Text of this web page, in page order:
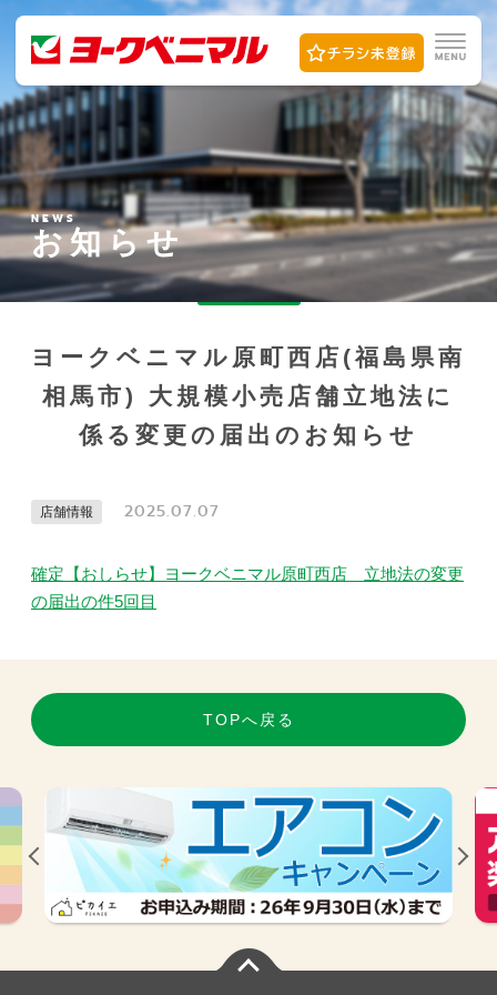
NEWS
お知らせ
ヨークベニマル原町西店(福島県南
相馬市) 大規模小売店舗立地法に
係る変更の届出のお知らせ
店舗情報 2025.07.07
確定【おしらせ】ヨークベニマル原町西店 立地法の変更
の届出の件5回目
TOPへ戻る